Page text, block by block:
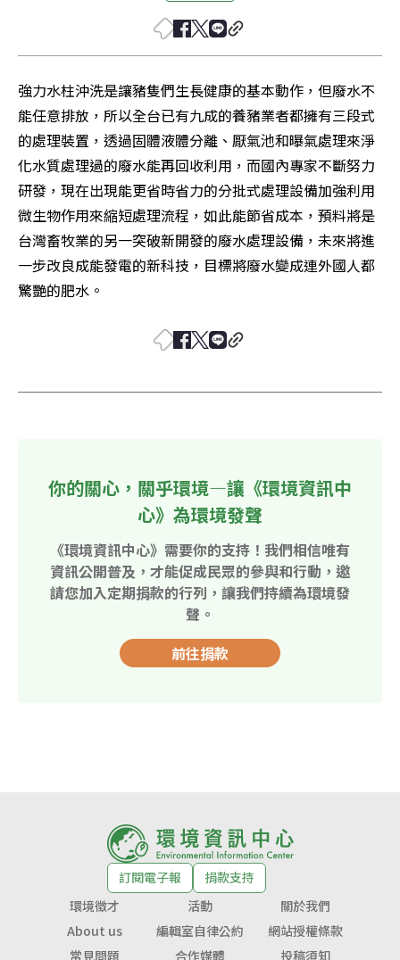
強力水柱沖洗是讓豬隻們生長健康的基本動作，但廢水不
能任意排放，所以全台已有九成的養豬業者都擁有三段式
的處理裝置，透過固體液體分離、厭氣池和曝氣處理來淨
化水質處理過的廢水能再回收利用，而國內專家不斷努力
研發，現在出現能更省時省力的分批式處理設備加強利用
微生物作用來縮短處理流程，如此能節省成本，預料將是
台灣畜牧業的另一突破新開發的廢水處理設備，未來將進
一步改良成能發電的新科技，目標將廢水變成連外國人都
驚艷的肥水。
你的關心，關乎環境—讓《環境資訊中
心》為環境發聲
《環境資訊中心》需要你的支持！我們相信唯有
資訊公開普及，才能促成民眾的參與和行動，邀
請您加入定期捐款的行列，讓我們持續為環境發
聲。
前往捐款
訂閱電子報
捐款支持
環境徵才
活動
關於我們
About us
編輯室自律公約
網站授權條款
常見問題
合作媒體 投稿須知